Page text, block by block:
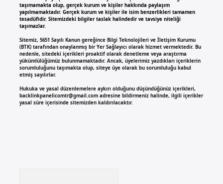
taşımamakta olup, gerçek kurum ve kişiler hakkında paylaşım
yapılmamaktadır. Gerçek kurum ve kişiler ile isim benzerlikleri tamamen
tesadüfidir. Sitemizdeki bilgiler taslak halindedir ve tavsiye niteliği
taşımazlar.
Sitemiz, 5651 Sayılı Kanun gereğince Bilgi Teknolojileri ve İletişim Kurumu
(BTK) tarafından onaylanmış bir Yer Sağlayıcı olarak hizmet vermektedir. Bu
nedenle, sitedeki içerikleri proaktif olarak denetleme veya araştırma
yükümlülüğümüz bulunmamaktadır. Ancak, üyelerimiz yazdıkları içeriklerin
sorumluluğunu taşımakta olup, siteye üye olarak bu sorumluluğu kabul
etmiş sayılırlar.
Hukuka ve yasal düzenlemelere aykırı olduğunu düşündüğünüz içerikleri,
backlinkpanelicomtr@gmail.comadresine bildirmeniz halinde, ilgili içerikler
yasal süre içerisinde sitemizden kaldırılacaktır.